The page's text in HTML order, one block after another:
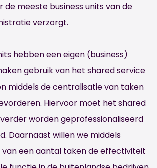
meeste business units van de
verzorgt.
hebben een eigen (business)
gebruik van het shared service
middels de centralisatie van taken
Hiervoor moet het shared
worden geprofessionaliseerd
Daarnaast willen we middels
een aantal taken de effectiviteit